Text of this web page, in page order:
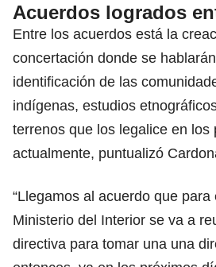
Acuerdos logrados
Entre los acuerdos está la
concertación donde se
identificación de las
indígenas, estudios
terrenos que los legalice en los
actualmente, puntualizó
“Llegamos al acuerdo que
Ministerio del Interior se va a
directiva para tomar una una